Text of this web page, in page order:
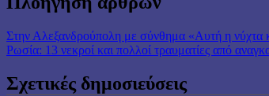
Στην Αλεξανδρούπολη με σύνθημα «Αυτή η νύχτα
Ρωσία: 13 νεκροί και πολλοί τραυματίες από
Σχετικές δημοσιεύσεις